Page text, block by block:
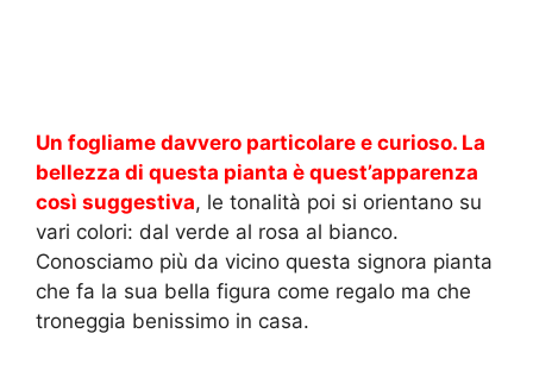
Un fogliame davvero particolare e curioso. La
bellezza di questa pianta è quest’apparenza
così suggestiva, le tonalità poi si orientano su
vari colori: dal verde al rosa al bianco.
Conosciamo più da vicino questa signora pianta
che fa la sua bella figura come regalo ma che
troneggia benissimo in casa.